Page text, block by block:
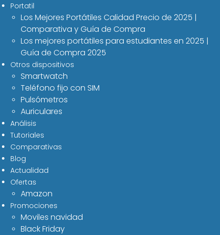
Portatil
Los Mejores Portátiles Calidad Precio de 2025 |
Comparativa y Guía de Compra
Los mejores portátiles para estudiantes en 2025 |
Guía de Compra 2025
Otros dispositivos
Smartwatch
Teléfono fijo con SIM
Pulsómetros
Auriculares
Análisis
Tutoriales
Comparativas
Blog
Actualidad
Ofertas
Amazon
Promociones
Moviles navidad
Black Friday